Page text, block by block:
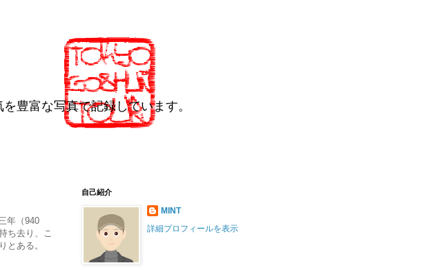
豊富な写真で記録しています。
年（940
ち去り、こ
とある。
自己紹介
MINT
詳細プロフィールを表示